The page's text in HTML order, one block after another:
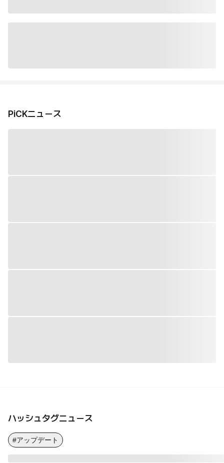
PiCKニュース
ハッシュタグニュース
#アップデート